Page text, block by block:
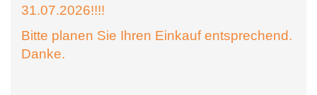
31.07.2026!!!!
Bitte planen Sie Ihren Einkauf entsprechend.
Danke.